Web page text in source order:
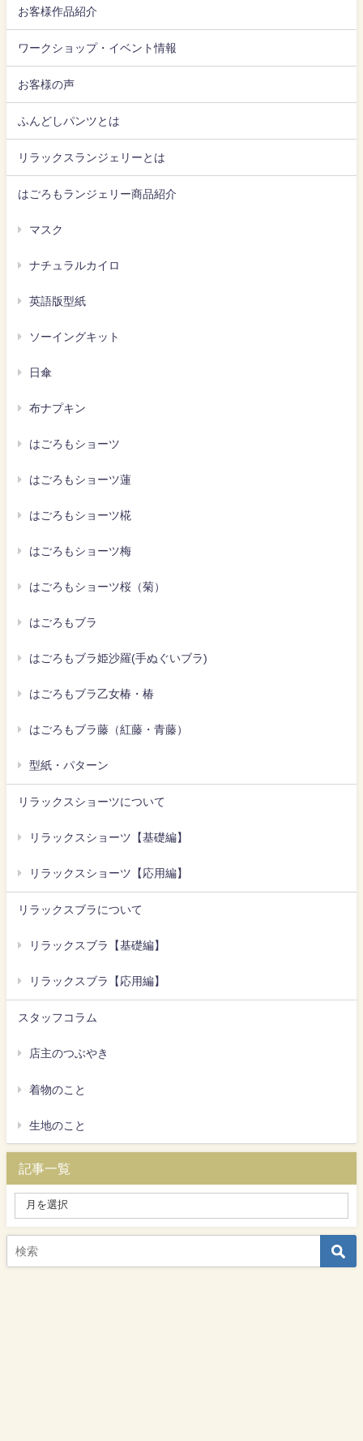
お客様作品紹介
ワークショップ・イベント情報
お客様の声
ふんどしパンツとは
リラックスランジェリーとは
はごろもランジェリー商品紹介
マスク
ナチュラルカイロ
英語版型紙
ソーイングキット
日傘
布ナプキン
はごろもショーツ
はごろもショーツ蓮
はごろもショーツ椛
はごろもショーツ梅
はごろもショーツ桜（菊）
はごろもブラ
はごろもブラ姫沙羅(手ぬぐいブラ)
はごろもブラ乙女椿・椿
はごろもブラ藤（紅藤・青藤）
型紙・パターン
リラックスショーツについて
リラックスショーツ【基礎編】
リラックスショーツ【応用編】
リラックスブラについて
リラックスブラ【基礎編】
リラックスブラ【応用編】
スタッフコラム
店主のつぶやき
着物のこと
生地のこと
記事一覧